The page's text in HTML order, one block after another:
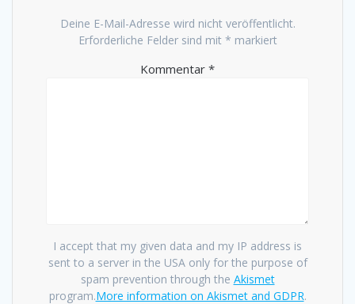
Deine E-Mail-Adresse wird nicht veröffentlicht.
Erforderliche Felder sind mit * markiert
Kommentar *
I accept that my given data and my IP address is
sent to a server in the USA only for the purpose of
spam prevention through the Akismet
program.More information on Akismet and GDPR.